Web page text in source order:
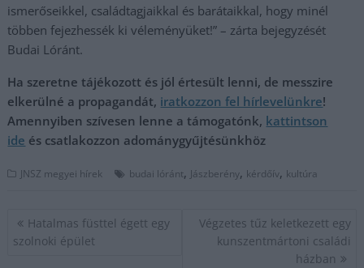
ismerőseikkel, családtagjaikkal és barátaikkal, hogy minél
többen fejezhessék ki véleményüket!” – zárta bejegyzését
Budai Lóránt.
Ha szeretne tájékozott és jól értesült lenni, de messzire
elkerülné a propagandát, iratkozzon fel hírlevelünkre!
Amennyiben szívesen lenne a támogatónk, kattintson
ide és csatlakozzon adománygyűjtésünkhöz
JNSZ megyei hírek budai lóránt, Jászberény, kérdőív, kultúra
Bejegyzés
navigáció
Hatalmas füsttel égett egy
szolnoki épület
Végzetes tűz keletkezett egy
kunszentmártoni családi
házban